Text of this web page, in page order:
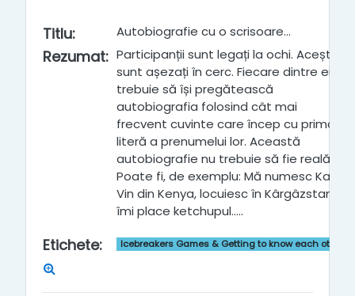
Titlu: Autobiografie cu o scrisoare...
Rezumat: Participanții sunt legați la ochi. Aceștia
sunt așezați în cerc. Fiecare dintre ei
trebuie să își pregătească
autobiografia folosind cât mai
frecvent cuvinte care încep cu prima
literă a prenumelui lor. Această
autobiografie nu trebuie să fie reală.
Poate fi, de exemplu: Mă numesc Kate.
Vin din Kenya, locuiesc în Kârgâzstan,
îmi place ketchupul.....
Etichete: Icebreakers Games & Getting to know each other